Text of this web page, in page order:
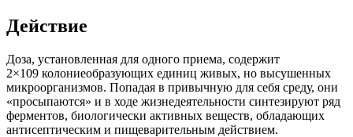
Действие
Доза, установленная для одного приема, содержит
2×109 колониеобразующих единиц живых, но высушенных
микроорганизмов. Попадая в привычную для себя среду, они
«просыпаются» и в ходе жизнедеятельности синтезируют ряд
ферментов, биологически активных веществ, обладающих
антисептическим и пищеварительным действием.